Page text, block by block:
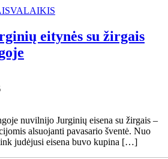
eitynės su žirgais
nuvilnijo Jurginių eisena su žirgais –
alsuojanti pavasario šventė. Nuo
judėjusi eisena buvo kupina […]